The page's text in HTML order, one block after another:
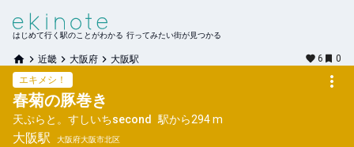
はじめて行く駅のことがわかる 行ってみたい街が見つかる
近畿 大阪府 大阪駅 6
0
エキメシ！
春菊の豚巻き
天ぷらと。すしいちsecond 駅から294 m
大阪駅
大阪府大阪市北区